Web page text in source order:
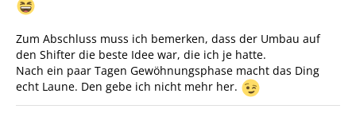
Zum Abschluss muss ich bemerken, dass der Umbau auf
den Shifter die beste Idee war, die ich je hatte.
Nach ein paar Tagen Gewöhnungsphase macht das Ding
echt Laune. Den gebe ich nicht mehr her.